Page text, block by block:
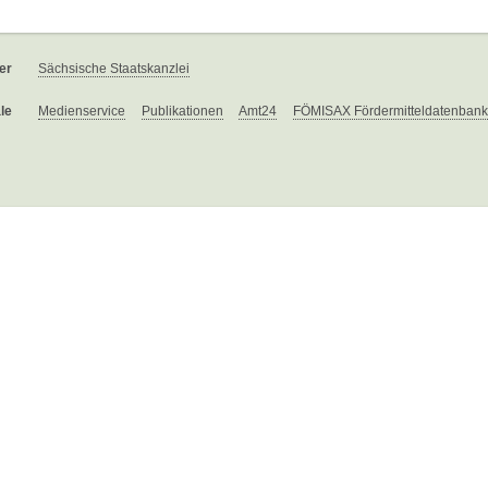
Sächsische Staatskanzlei
Medienservice Publikationen Amt24 FÖMISAX Fördermitteldatenbank